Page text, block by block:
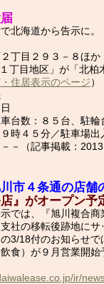
北海道から告示に。
丁目２９３－８ほか
丁目地区」が「北柏
住居表示のページ）
台数：８５台、駐輪
時４５分／駐車場出
－－（記事掲載：
市４条通の店舗
』がオープン予
では、『旭川複合商
社の移転後跡地に
3/18付のお知らせで
食）が９月営業開
ir/